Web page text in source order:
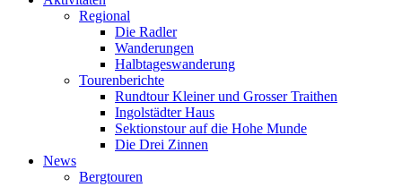
Regional
Die Radler
Wanderungen
Halbtageswanderung
Tourenberichte
Rundtour Kleiner und Grosser Traithen
Ingolstädter Haus
Sektionstour auf die Hohe Munde
Die Drei Zinnen
News
Bergtouren